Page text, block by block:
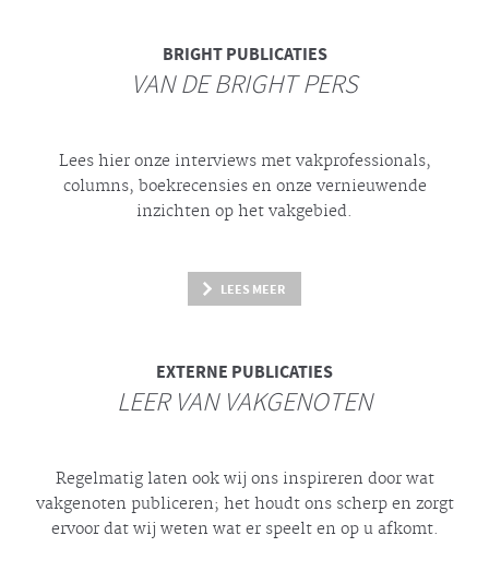
BRIGHTPUBLICATIES
VAN DE BRIGHT PERS
Lees hier onze interviews met vakprofessionals,
columns, boekrecensies en onze vernieuwende
inzichten op het vakgebied.
LEES MEER
EXTERNE PUBLICATIES
LEER VAN VAKGENOTEN
Regelmatig laten ook wij ons inspireren door wat
vakgenoten publiceren; het houdt ons scherp en zorgt
ervoor dat wij weten wat er speelt en op u afkomt.